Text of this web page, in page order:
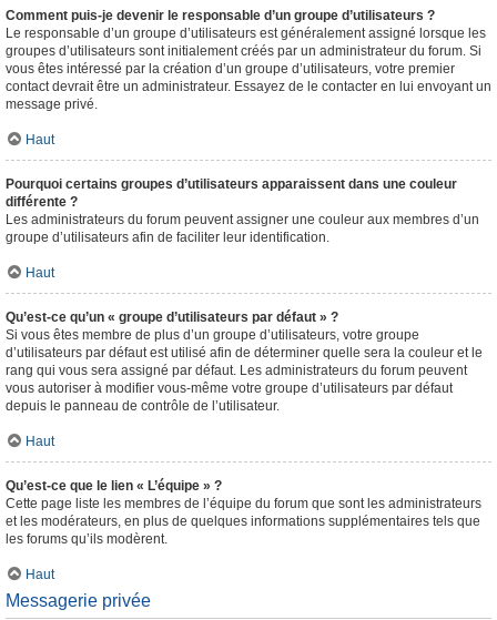
Comment puis-je devenir le responsable d’un groupe d’utilisateurs ?
Le responsable d’un groupe d’utilisateurs est généralement assigné lorsque les
groupes d’utilisateurs sont initialement créés par un administrateur du forum. Si
vous êtes intéressé par la création d’un groupe d’utilisateurs, votre premier
contact devrait être un administrateur. Essayez de le contacter en lui envoyant un
message privé.
Haut
Pourquoi certains groupes d’utilisateurs apparaissent dans une couleur
différente ?
Les administrateurs du forum peuvent assigner une couleur aux membres d’un
groupe d’utilisateurs afin de faciliter leur identification.
Haut
Qu’est-ce qu’un « groupe d’utilisateurs par défaut » ?
Si vous êtes membre de plus d’un groupe d’utilisateurs, votre groupe
d’utilisateurs par défaut est utilisé afin de déterminer quelle sera la couleur et le
rang qui vous sera assigné par défaut. Les administrateurs du forum peuvent
vous autoriser à modifier vous-même votre groupe d’utilisateurs par défaut
depuis le panneau de contrôle de l’utilisateur.
Haut
Qu’est-ce que le lien « L’équipe » ?
Cette page liste les membres de l’équipe du forum que sont les administrateurs
et les modérateurs, en plus de quelques informations supplémentaires tels que
les forums qu’ils modèrent.
Haut
Messagerie privée